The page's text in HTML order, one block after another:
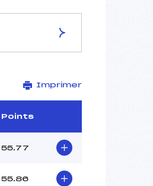
GRANDE COMBE
1990
2059/02/04
Imprimer
Points
55.77
55.86